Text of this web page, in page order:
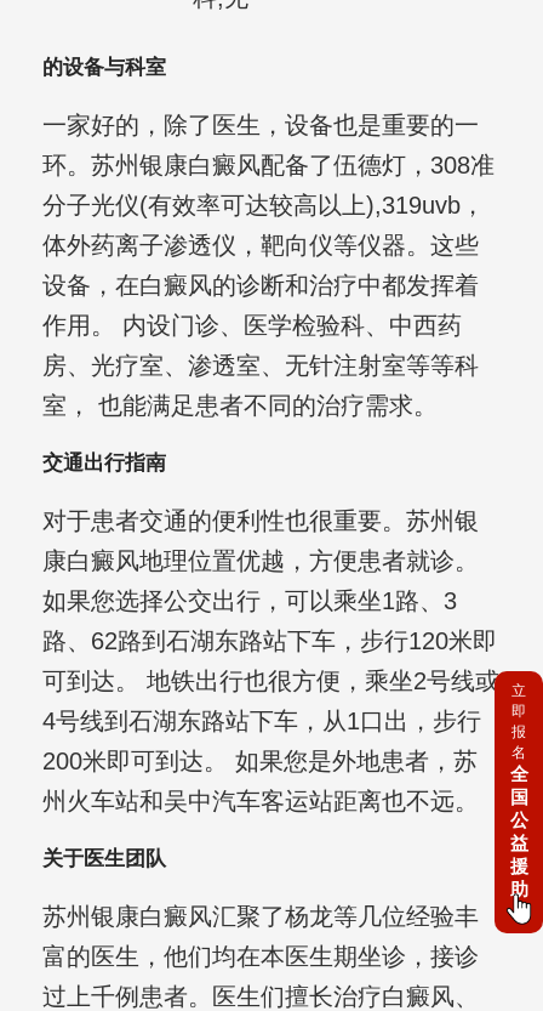
的设备与科室
一家好的，除了医生，设备也是重要的一
环。苏州银康白癜风配备了伍德灯，308准
分子光仪(有效率可达较高以上),319uvb，
体外药离子渗透仪，靶向仪等仪器。这些
设备，在白癜风的诊断和治疗中都发挥着
作用。 内设门诊、医学检验科、中西药
房、光疗室、渗透室、无针注射室等等科
室， 也能满足患者不同的治疗需求。
交通出行指南
对于患者交通的便利性也很重要。苏州银
康白癜风地理位置优越，方便患者就诊。
如果您选择公交出行，可以乘坐1路、3
路、62路到石湖东路站下车，步行120米即
可到达。 地铁出行也很方便，乘坐2号线或
4号线到石湖东路站下车，从1口出，步行
200米即可到达。 如果您是外地患者，苏
州火车站和吴中汽车客运站距离也不远。
关于医生团队
苏州银康白癜风汇聚了杨龙等几位经验丰
富的医生，他们均在本医生期坐诊，接诊
过上千例患者。医生们擅长治疗白癜风、
立
即
报
名
全
国
公
益
援
助